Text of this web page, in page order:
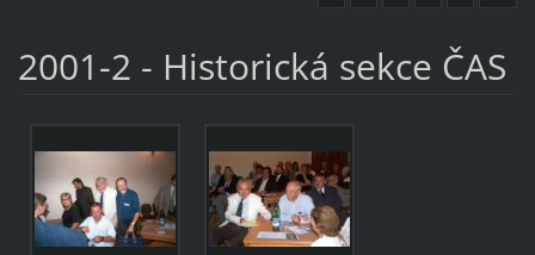
2001-2 - Historická sekce ČAS